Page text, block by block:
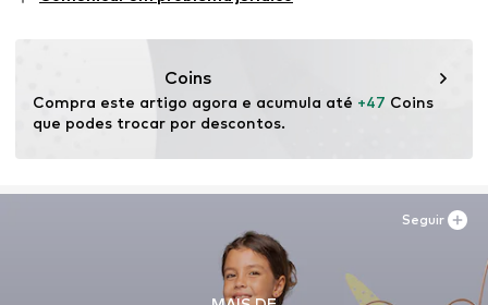
Equipa: Fecho de velcro
Coins
Compra este artigo agora e acumula até +47 Coins
que podes trocar por descontos.
Seguir